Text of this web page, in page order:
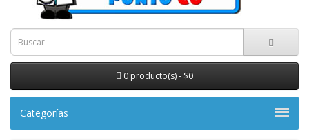
0 producto(s) - $0
Categorías